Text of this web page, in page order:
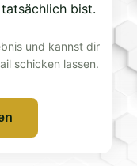
bist.
und kannst dir
schicken lassen.